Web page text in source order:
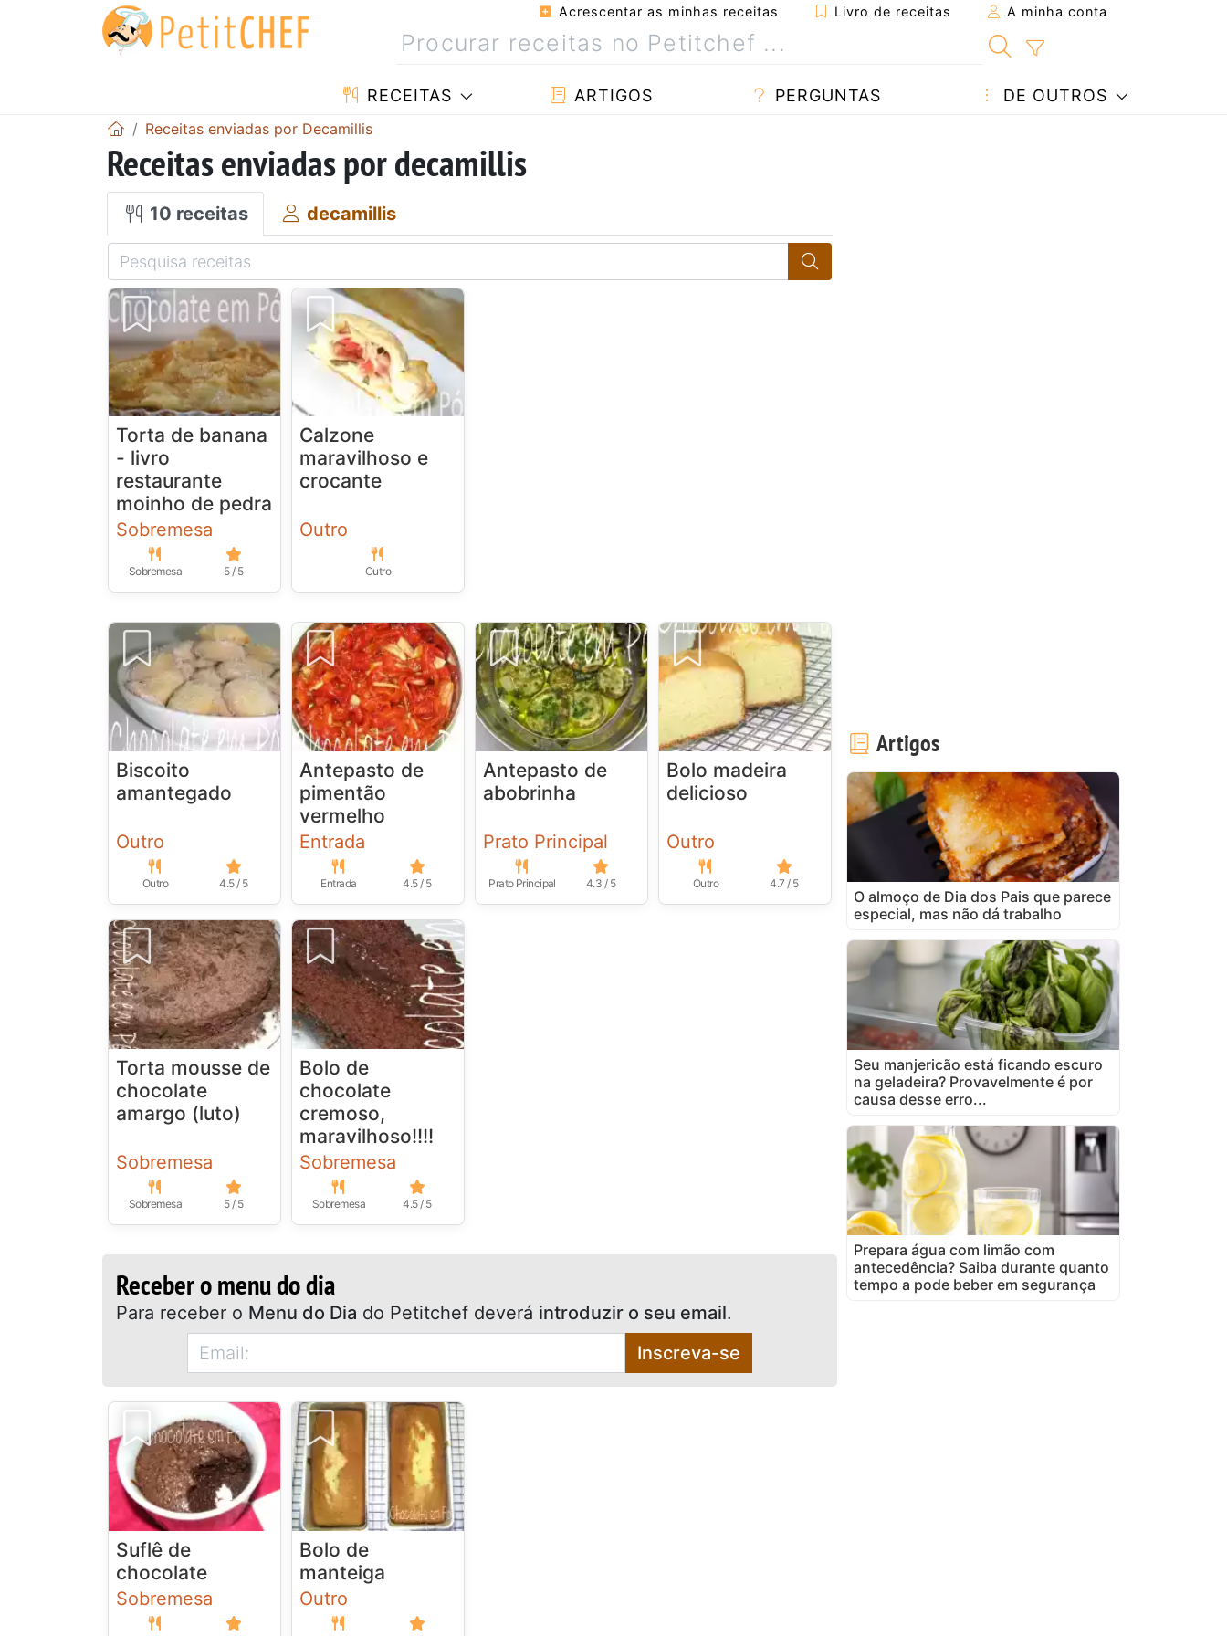
Acrescentar as minhas receitas Livro de receitas A minha conta
RECEITAS ARTIGOS PERGUNTAS DE OUTROS
Receitas enviadas por Decamillis
Receitas enviadas por decamillis
10 receitas decamillis
Torta de banana
- livro
restaurante
moinho de pedra
Sobremesa
Sobremesa 5 / 5
Calzone
maravilhoso e
crocante
Outro
Outro
Biscoito
amantegado
Outro
Outro 4.5 / 5
Antepasto de
pimentão
vermelho
Entrada
Entrada 4.5 / 5
Antepasto de
abobrinha
Prato Principal
Prato Principal 4.3 / 5
Bolo madeira
delicioso
Outro
Outro 4.7 / 5
Torta mousse de
chocolate
amargo (luto)
Sobremesa
Sobremesa 5 / 5
Bolo de
chocolate
cremoso,
maravilhoso!!!!
Sobremesa
Sobremesa 4.5 / 5
Receber o menu do dia
Para receber o Menu do Dia do Petitchef deverá introduzir o seu email.
Inscreva-se
Suflê de
chocolate
Sobremesa
Bolo de
manteiga
Outro
Artigos
O almoço de Dia dos Pais que parece
especial, mas não dá trabalho
Seu manjericão está ficando escuro
na geladeira? Provavelmente é por
causa desse erro...
Prepara água com limão com
antecedência? Saiba durante quanto
tempo a pode beber em segurança